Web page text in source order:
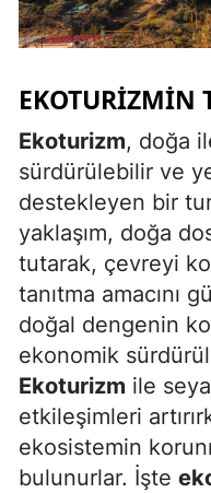
EKOTURIZMIN
Ekoturizm, doğa
sürdürülebilir ve
destekleyen bir
yaklaşım, doğa
tutarak, çevreyi
tanıtma amacını
doğal dengenin
ekonomik
Ekoturizm ile
etkileşimleri
ekosistemin
bulunurlar. İşte